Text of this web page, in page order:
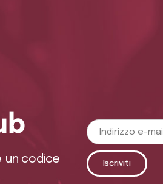
un codice
Iscriviti